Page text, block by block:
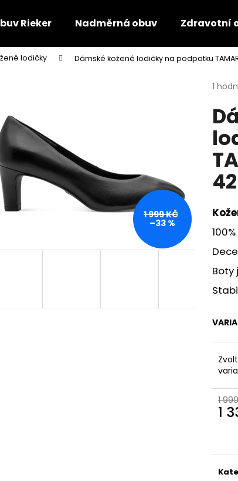
Rieker Nadměrná obuv Zdravotní
lodičky Dámské kožené lodičky na podpatku
je
5,0
5
1
Boty
1
1
1 999 KČ
–33 %
potřebujete najít?
Doporučujeme
1 999 Kč
DÁMSKÉ
RIEKER 910182